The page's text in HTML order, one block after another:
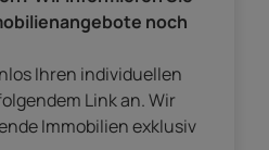
noch
Ihren individuellen
Link an. Wir
Immobilien exklusiv